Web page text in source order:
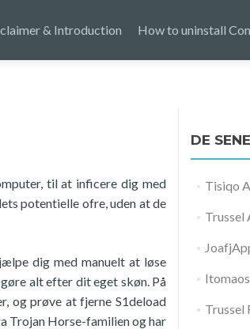
& Introduction How to uninstall
til at inficere dig med
potentielle ofre, uden at de
dig med manuelt at løse
alt efter dit eget skøn. På
og prøve at fjerne S1deload
Trojan Horse-familien og har
DE
Tisiqo
Trussel
Trussel